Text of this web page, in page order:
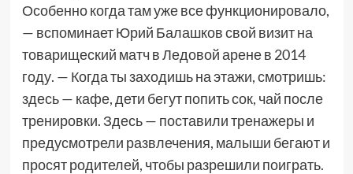
Особенно когда там уже все функционировало,
— вспоминает Юрий Балашков свой визит на
товарищеский матч в Ледовой арене в 2014
году. — Когда ты заходишь на этажи, смотришь:
здесь — кафе, дети бегут попить сок, чай после
тренировки. Здесь — поставили тренажеры и
предусмотрели развлечения, малыши бегают и
просят родителей, чтобы разрешили поиграть.